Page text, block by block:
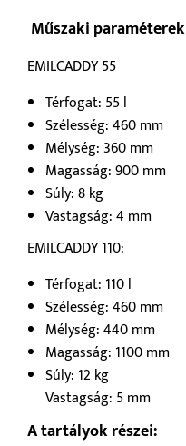
Műszaki paraméterek
EMILCADDY 55
Térfogat: 55 l
Szélesség: 460 mm
Mélység: 360 mm
Magasság: 900 mm
Súly: 8 kg
Vastagság: 4 mm
EMILCADDY 110:
Térfogat: 110 l
Szélesség: 460 mm
Mélység: 440 mm
Magasság: 1100 mm
Súly: 12 kg
Vastagság: 5 mm
A tartályok részei: